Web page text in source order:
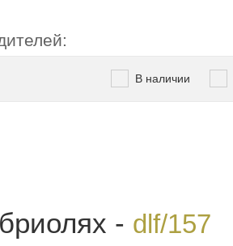
В наличии
- dlf/157